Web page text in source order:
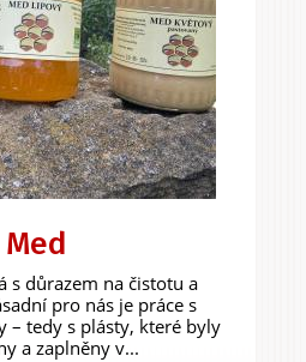
Med
s důrazem na čistotu a
pro nás je práce s
– tedy s plásty, které byly
a zaplněny v...